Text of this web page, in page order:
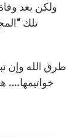
ولكن بعد
تلك
طرق الله وإن
خواتيمها….